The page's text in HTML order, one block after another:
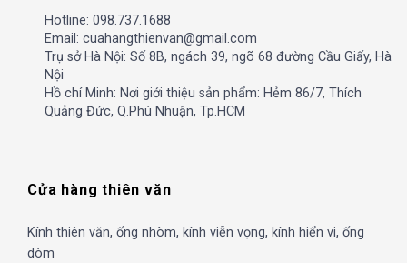
Hotline: 098.737.1688
Email: cuahangthienvan@gmail.com
Trụ sở Hà Nội: Số 8B, ngách 39, ngõ 68 đường Cầu Giấy, Hà
Nội
Hồ chí Minh: Nơi giới thiệu sản phẩm: Hẻm 86/7, Thích
Quảng Đức, Q.Phú Nhuận, Tp.HCM
Cửa hàng thiên văn
Kính thiên văn, ống nhòm, kính viễn vọng, kính hiển vi, ống
dòm